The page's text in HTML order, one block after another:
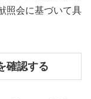
照会に基づいて具
確認する